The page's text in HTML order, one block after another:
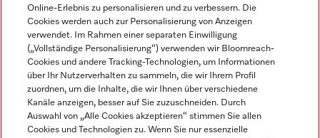
DEUTSCH
Miele auf YoutubeMiele auf Instagram
Miele auf Facebook
Miele auf LinkedInMiele auf LinkedIn
Online-Erlebnis zu personalisieren und zu verbessern. Die
Cookies werden auch zur Personalisierung von Anzeigen
verwendet. Im Rahmen einer separaten Einwilligung
(„Vollständige Personalisierung“) verwenden wir Bloomreach-
Cookies und andere Tracking-Technologien, um Informationen
über Ihr Nutzerverhalten zu sammeln, die wir Ihrem Profil
zuordnen, um die Inhalte, die wir Ihnen über verschiedene
Kanäle anzeigen, besser auf Sie zuzuschneiden. Durch
Auswahl von „Alle Cookies akzeptieren“ stimmen Sie allen
Cookies und Technologien zu. Wenn Sie nur essenzielle